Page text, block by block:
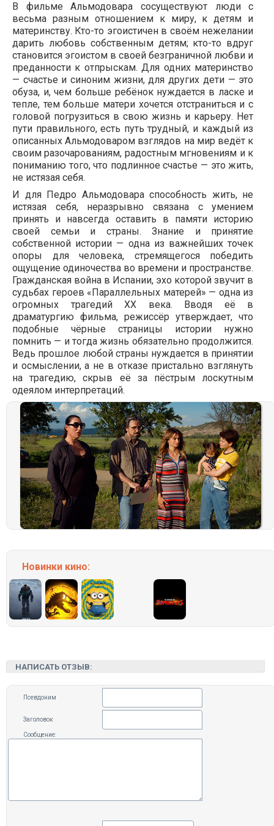
В фильме Альмодовара сосуществуют люди с
весьма разным отношением к миру, к детям и
материнству. Кто-то эгоистичен в своём нежелании
дарить любовь собственным детям; кто-то вдруг
становится эгоистом в своей безграничной любви и
преданности к отпрыскам. Для одних материнство
— счастье и синоним жизни, для других дети — это
обуза, и, чем больше ребёнок нуждается в ласке и
тепле, тем больше матери хочется отстраниться и с
головой погрузиться в свою жизнь и карьеру. Нет
пути правильного, есть путь трудный, и каждый из
описанных Альмодоваром взглядов на мир ведёт к
своим разочарованиям, радостным мгновениям и к
пониманию того, что подлинное счастье — это жить,
не истязая себя.
И для Педро Альмодовара способность жить, не
истязая себя, неразрывно связана с умением
принять и навсегда оставить в памяти историю
своей семьи и страны. Знание и принятие
собственной истории — одна из важнейших точек
опоры для человека, стремящегося победить
ощущение одиночества во времени и пространстве.
Гражданская война в Испании, эхо которой звучит в
судьбах героев «Параллельных матерей» — одна из
огромных трагедий ХХ века. Вводя её в
драматургию фильма, режиссёр утверждает, что
подобные чёрные страницы истории нужно
помнить — и тогда жизнь обязательно продолжится.
Ведь прошлое любой страны нуждается в принятии
и осмыслении, а не в отказе пристально взглянуть
на трагедию, скрыв её за пёстрым лоскутным
одеялом интерпретаций.
Новинки кино:
НАПИСАТЬ ОТЗЫВ:
Псевдоним
Заголовок
Сообщение: